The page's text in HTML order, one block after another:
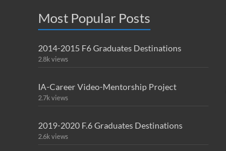
Most Popular Posts
2014-2015 F6 Graduates Destinations
2.8k views
IA-Career Video-Mentorship Project
2.7k views
2019-2020 F.6 Graduates Destinations
2.6k views